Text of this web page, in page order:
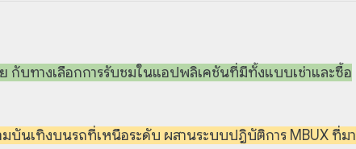
กับทางเลือกการรับชมในแอปพลิเคชันที่มีทั้งแบบเช่าและซื้อ
บันเทิงบนรถที่เหนือระดับ ผสานระบบปฎิบัติการ MBUX ที่มา